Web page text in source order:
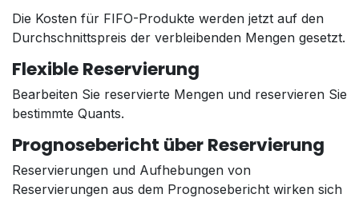
Die Kosten für FIFO-Produkte werden jetzt auf den
Durchschnittspreis der verbleibenden Mengen gesetzt.
Flexible Reservierung
Bearbeiten Sie reservierte Mengen und reservieren Sie
bestimmte Quants.
Prognosebericht über Reservierung
Reservierungen und Aufhebungen von
Reservierungen aus dem Prognosebericht wirken sich